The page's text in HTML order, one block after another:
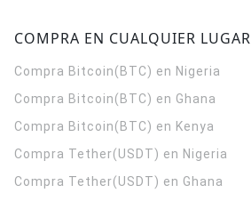
COMPRA EN CUALQUIER LUGAR
Compra Bitcoin(BTC) en Nigeria
Compra Bitcoin(BTC) en Ghana
Compra Bitcoin(BTC) en Kenya
Compra Tether(USDT) en Nigeria
Compra Tether(USDT) en Ghana